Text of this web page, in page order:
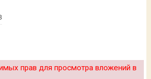
прав для просмотра вложений в